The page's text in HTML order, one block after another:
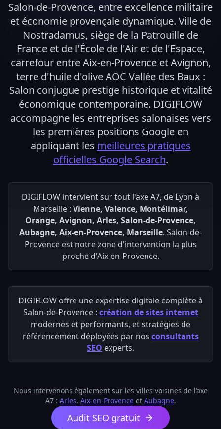
Salon-de-Provence, entre excellence militaire
et économie provençale dynamique. Ville de
Nostradamus, siège de la Patrouille de
France et de l'École de l'Air et de l'Espace,
carrefour entre Aix-en-Provence et Avignon,
terre d'huile d'olive AOC Vallée des Baux :
Salon conjugue prestige historique et vitalité
économique contemporaine. DIGIFLOW
accompagne les entreprises salonaises vers
les premières positions Google en
appliquant les meilleures pratiques
officielles Google Search.
DIGIFLOW intervient sur tout l'axe A7, de Lyon à
Marseille : Vienne, Valence, Montélimar,
Orange, Avignon, Arles, Salon-de-Provence,
Aubagne, Aix-en-Provence, Marseille. Salon-de-
Provence est notre zone d'intervention la plus
proche d'Aix-en-Provence.
DIGIFLOW offre une expertise digitale complète à
Salon-de-Provence : création de sites internet
modernes et performants, et stratégies de
référencement déployées par nos consultants
SEO experts.
Nous intervenons également sur les villes voisines de l’axe
A7 : Arles, Aix-en-Provenceet Aubagne.
Audit SEO gratuit